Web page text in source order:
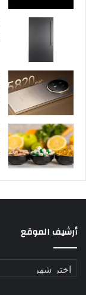
أرشيف الموقع
أرشيف